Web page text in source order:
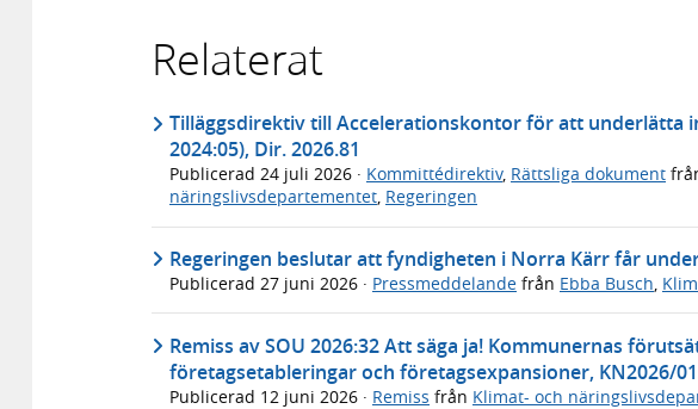
Relaterat
Tilläggsdirektiv till Accelerationskontor för att underlätta
2024:05), Dir. 2026.81
Publicerad 24 juli 2026 · Kommittédirektiv, Rättsliga dokument
näringslivsdepartementet, Regeringen
Regeringen beslutar att fyndigheten i Norra Kärr får
Publicerad 27 juni 2026 · Pressmeddelande från Ebba Busch,
Remiss av SOU 2026:32 Att säga ja! Kommunernas
företagsetableringar och företagsexpansioner, KN2026/
Publicerad 12 juni 2026 · Remiss från Klimat- och